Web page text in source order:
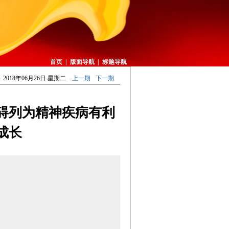
首页 版面导航 标题导航
2018年06月26日 星期二 上一期 下一期
列为精神疾病有利
长